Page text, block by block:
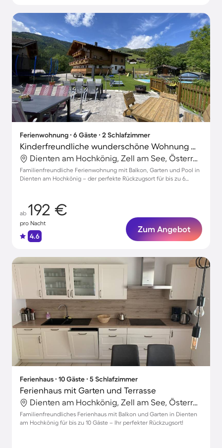
Ferienwohnung ∙ 6 Gäste ∙ 2 Schlafzimmer
Kinderfreundliche wunderschöne Wohnung mit Grill, Garten und beheiztem Pool | Haustiere sind willkommen
Dienten am Hochkönig, Zell am See, Österreich
Familienfreundliche Ferienwohnung mit Balkon, Garten und Pool in
Dienten am Hochkönig – der perfekte Rückzugsort für bis zu 6
ab 192 €
pro Nacht
4.6
Zum Angebot
Ferienhaus ∙ 10 Gäste ∙ 5 Schlafzimmer
Ferienhaus mit Garten und Terrasse
Dienten am Hochkönig, Zell am See, Österreich
Familienfreundliches Ferienhaus mit Balkon und Garten in Dienten
am Hochkönig für bis zu 10 Gäste – Ihr perfekter Rückzugsort!